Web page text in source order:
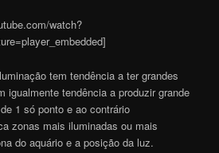
watch?
tem tendência a ter grandes
igualmente tendência a produzir grande
1 só ponto e ao contrário
zonas mais iluminadas ou mais
do aquário e a posição da luz.